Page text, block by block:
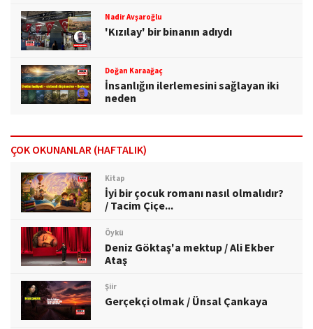
Nadir Avşaroğlu
'Kızılay' bir binanın adıydı
Doğan Karaağaç
İnsanlığın ilerlemesini sağlayan iki
neden
ÇOK OKUNANLAR (HAFTALIK)
Kitap
İyi bir çocuk romanı nasıl olmalıdır?
/ Tacim Çiçe...
Öykü
Deniz Göktaş'a mektup / Ali Ekber
Ataş
Şiir
Gerçekçi olmak / Ünsal Çankaya